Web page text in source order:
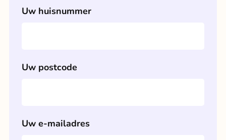
Uw huisnummer
Uw postcode
Uw e-mailadres